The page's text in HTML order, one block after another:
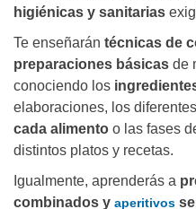
higiénicas y sanitarias
Te enseñarán técnicas de
preparaciones básicas de
conociendo los
elaboraciones, los diferentes
cada alimento o las fases
distintos platos y recetas.
Igualmente, aprenderás a
combinados y aperitivos